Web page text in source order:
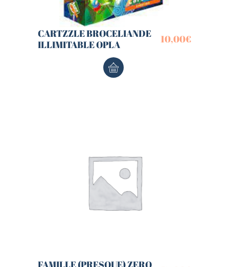
CARTZZLE BROCELIANDE
ILLIMITABLE OPLA
10,00€
FAMILLE (PRESQUE) ZERO